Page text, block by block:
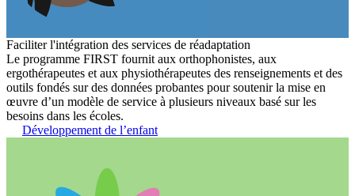
Faciliter l'intégration des services de réadaptation
Le programme FIRST fournit aux orthophonistes, aux
ergothérapeutes et aux physiothérapeutes des renseignements et des
outils fondés sur des données probantes pour soutenir la mise en
œuvre d’un modèle de service à plusieurs niveaux basé sur les
besoins dans les écoles.
Développement de l’enfant